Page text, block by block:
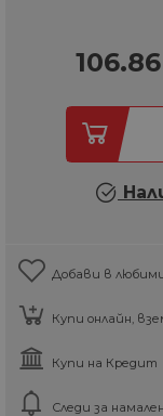
106.86
Добави в
Купи онлайн,
Купи на Кредит
Следи за